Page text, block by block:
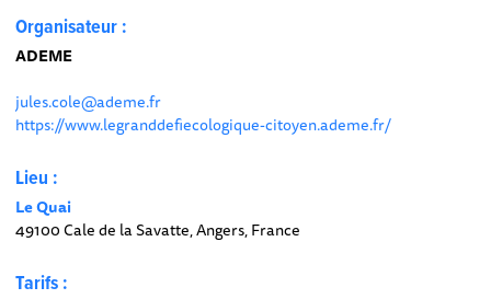
Organisateur :
ADEME
jules.cole@ademe.fr
https://www.legranddefiecologique-citoyen.ademe.fr/
Lieu :
Le Quai
49100 Cale de la Savatte, Angers, France
Tarifs :